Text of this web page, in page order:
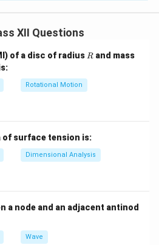
XII Questions
of a disc of radius R
R and mass
Rotational Motion
of surface tension is:
Dimensional Analysis
a node and an adjacent antinod
Wave